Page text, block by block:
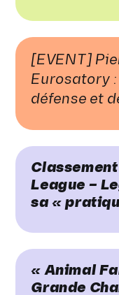
[EVENT]
Eurosatory
défense et
League –
sa «
« Animal
Grande